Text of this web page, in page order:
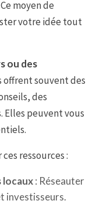
moyen de
votre idée tout
ou des
offrent souvent des
des
Elles peuvent vous
ressources :
locaux: Réseauter
investisseurs.